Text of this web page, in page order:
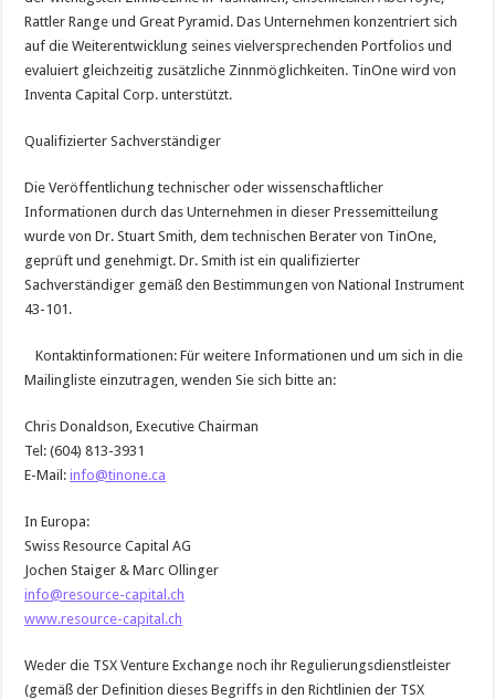
Rattler Range und Great Pyramid. Das Unternehmen konzentriert sich
auf die Weiterentwicklung seines vielversprechenden Portfolios und
evaluiert gleichzeitig zusätzliche Zinnmöglichkeiten. TinOne wird von
Inventa Capital Corp. unterstützt.
Qualifizierter Sachverständiger
Die Veröffentlichung technischer oder wissenschaftlicher
Informationen durch das Unternehmen in dieser Pressemitteilung
wurde von Dr. Stuart Smith, dem technischen Berater von TinOne,
geprüft und genehmigt. Dr. Smith ist ein qualifizierter
Sachverständiger gemäß den Bestimmungen von National Instrument
43-101.
Kontaktinformationen: Für weitere Informationen und um sich in die
Mailingliste einzutragen, wenden Sie sich bitte an:
Chris Donaldson, Executive Chairman
Tel: (604) 813-3931
E-Mail:info@tinone.ca
In Europa:
Swiss Resource Capital AG
Jochen Staiger & Marc Ollinger
info@resource-capital.ch
www.resource-capital.ch
Weder die TSX Venture Exchange noch ihr Regulierungsdienstleister
(gemäß der Definition dieses Begriffs in den Richtlinien der TSX